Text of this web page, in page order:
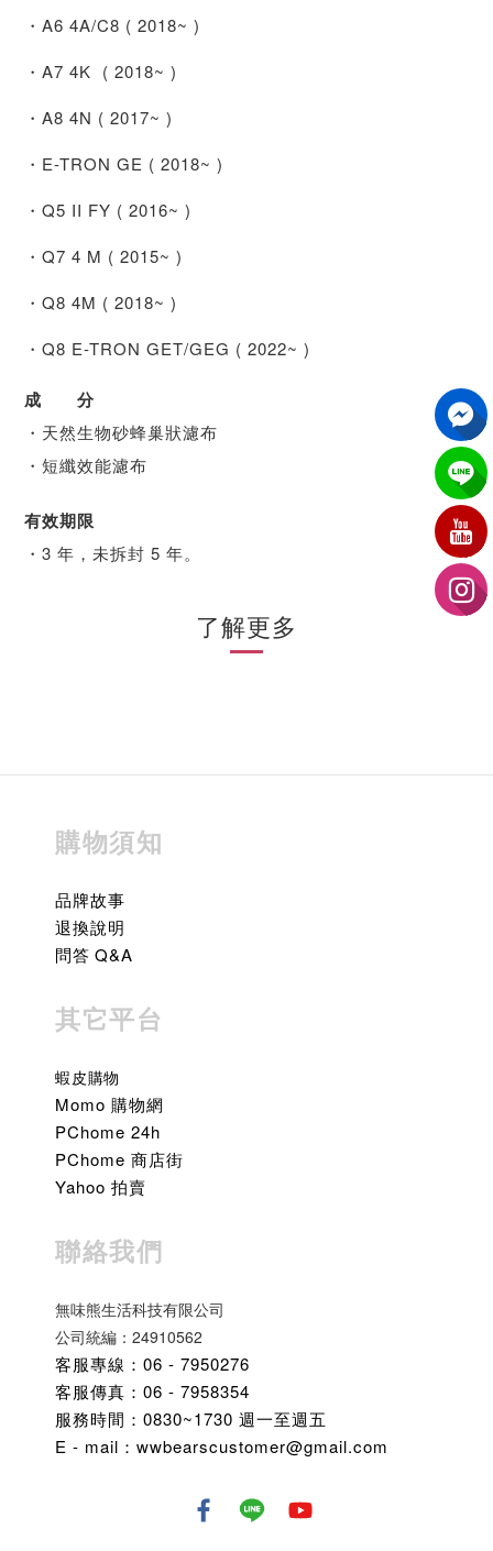
・A6 4A/C8 ( 2018~ )
・A7 4K ( 2018~ )
・A8 4N ( 2017~ )
・E-TRON GE ( 2018~ )
・Q5 II FY ( 2016~ )
・Q7 4 M ( 2015~ )
・Q8 4M ( 2018~ )
・Q8 E-TRON GET/GEG ( 2022~ )
成 分
・天然生物砂蜂巢狀濾布
・短纖效能濾布
有效期限
・3 年，未拆封 5 年。
了解更多
購物須知
品牌故事
退換說明
問答 Q&A
其它平台
蝦皮購物
Momo 購物網
PChome 24h
PChome 商店街
Yahoo 拍賣
聯絡我們
無味熊生活科技有限公司
公司統編：24910562
客服專線：06 - 7950276
客服傳真：06 - 7958354
服務時間：0830~1730 週一至週五
E - mail：wwbearscustomer@gmail.com